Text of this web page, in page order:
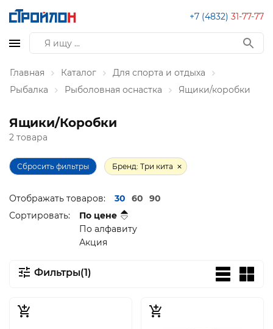
+7 (4832) 31-77-77
Главная Каталог
Для спорта и отдыха
Рыбалка
Рыболовная оснастка Ящики/коробки
Ящики/Коробки
2 товара
Сбросить фильтры Бренд: Три кита
Отображать товаров: 30 60
90
Сортировать:
По цене
По алфавиту
Акция
Фильтры(1)